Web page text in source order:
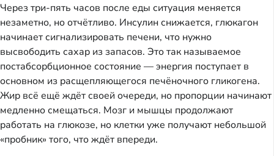
Через три-пять часов после еды ситуация меняется
незаметно, но отчётливо. Инсулин снижается, глюкагон
начинает сигнализировать печени, что нужно
высвободить сахар из запасов. Это так называемое
постабсорбционное состояние — энергия поступает в
основном из расщепляющегося печёночного гликогена.
Жир всё ещё ждёт своей очереди, но пропорции начинают
медленно смещаться. Мозг и мышцы продолжают
работать на глюкозе, но клетки уже получают небольшой
«пробник» того, что ждёт впереди.